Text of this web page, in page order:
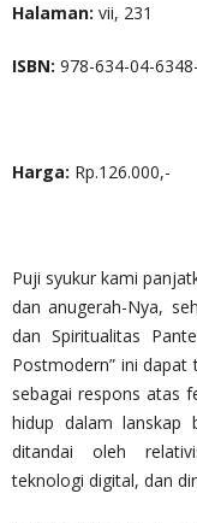
Halaman: vii, 231
ISBN: 978-634-04-
Harga: Rp.126.000,-
Puji syukur kami
dan anugerah-Nya,
dan Spiritualitas
Postmodern” ini dapat
sebagai respons atas
hidup dalam lanskap
ditandai oleh
teknologi digital, dan